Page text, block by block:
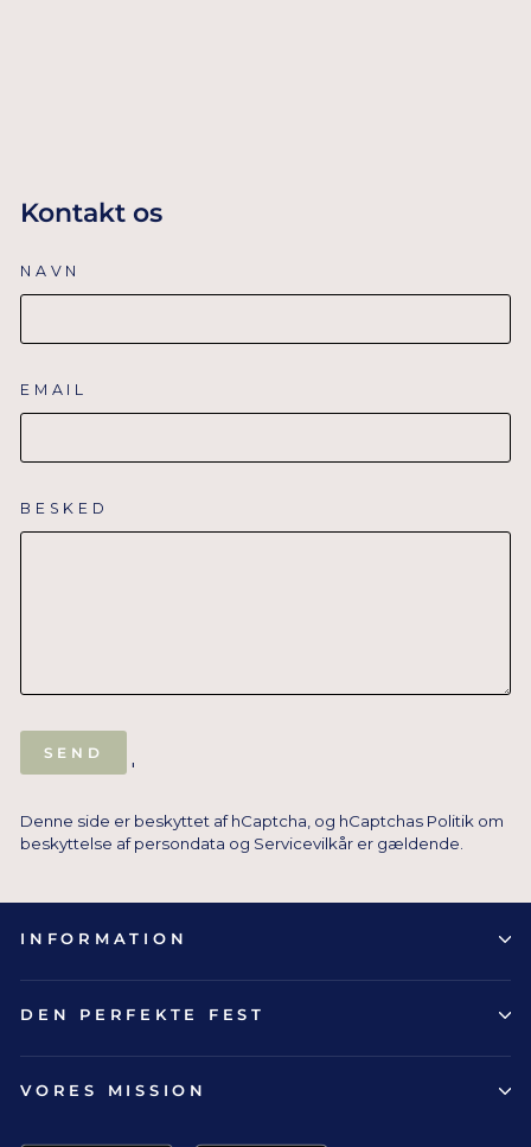
Kontakt os
NAVN
EMAIL
BESKED
SEND
'
Denne side er beskyttet af hCaptcha, og hCaptchas Politik om
beskyttelse af persondata og Servicevilkår er gældende.
INFORMATION
DEN PERFEKTE FEST
VORES MISSION